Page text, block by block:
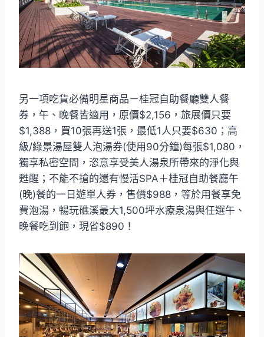
另一項吃貨必備明星商品－桂冠自助餐廳雙人餐
券，午、晚餐皆適用，原價$2,156，旅展價只要
$1,388，買10張再送1張，最低1人只要$630；高
級/綠景湯屋雙人泡湯券(使用90分鐘)每張$1,080，
獨享私密空間，恣意享受美人湯泉所帶來的淨化與
甦醒；不能不搶的還有慢活SPA＋桂冠自助餐廳午
(晚)餐的一日遊單人券，售價$988，等於用餐享免
費泡湯，暢玩礁溪最大1,500坪水療泉湯與任選午、
晚餐吃到飽，現省$890！